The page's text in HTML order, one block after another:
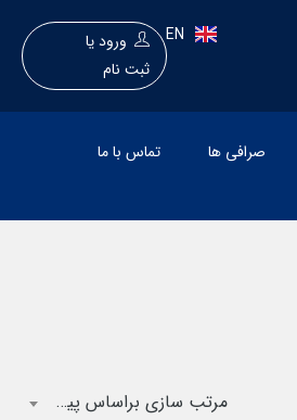
ورودیا
ثبت نام
EN
صرافی ها
تماس با ما
مرتب سازی براساس پیشفرض